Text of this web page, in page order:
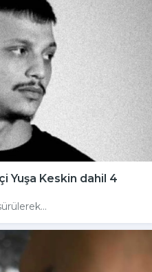
Yuşa Keskin dahil 4